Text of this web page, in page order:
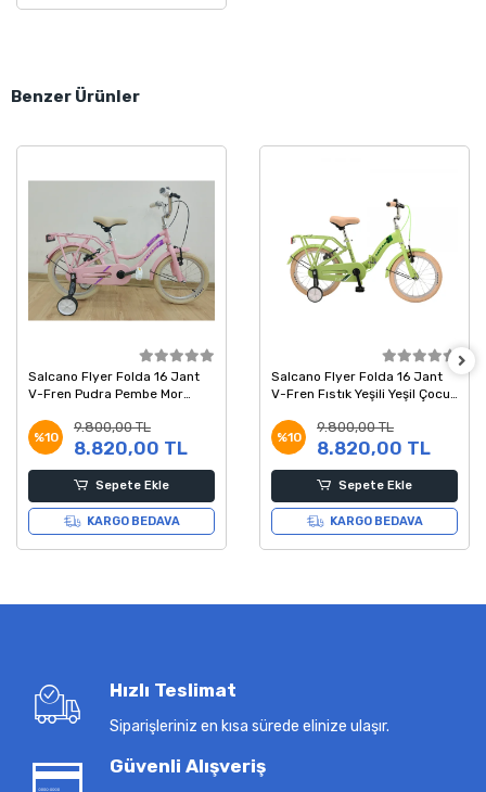
Benzer Ürünler
Salcano Flyer Folda 16 Jant
V-Fren Pudra Pembe Mor
%10
9.800,00 TL
8.820,00 TL
Sepete Ekle
KARGO BEDAVA
Salcano Flyer Folda 16 Jant
V-Fren Fıstık Yeşili Yeşil Çocuk
%10
9.800,00 TL
8.820,00 TL
Sepete Ekle
KARGO BEDAVA
Hızlı Teslimat
Siparişleriniz en kısa sürede elinize ulaşır.
Güvenli Alışveriş